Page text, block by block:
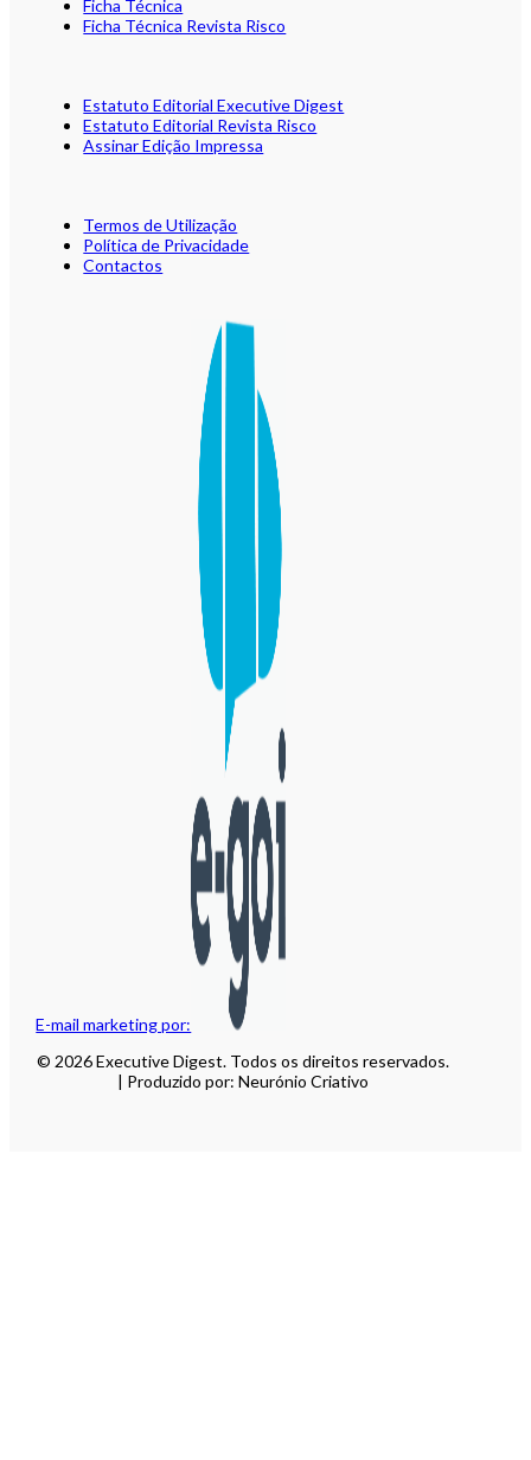
E-mail marketing por:
Ficha Técnica
Ficha Técnica Revista Risco
Estatuto Editorial Executive Digest
Estatuto Editorial Revista Risco
Assinar Edição Impressa
Termos de Utilização
Política de Privacidade
Contactos
© 2026 Executive Digest. Todos os direitos reservados.
| Produzido por: Neurónio Criativo